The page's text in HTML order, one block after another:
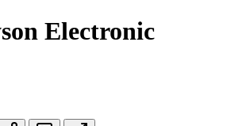
Electronic